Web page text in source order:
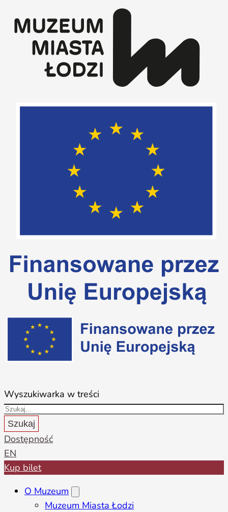
Wyszukiwarka w treści
Szukaj
Dostępność
EN
Kup bilet
O Muzeum
Muzeum Miasta Łodzi